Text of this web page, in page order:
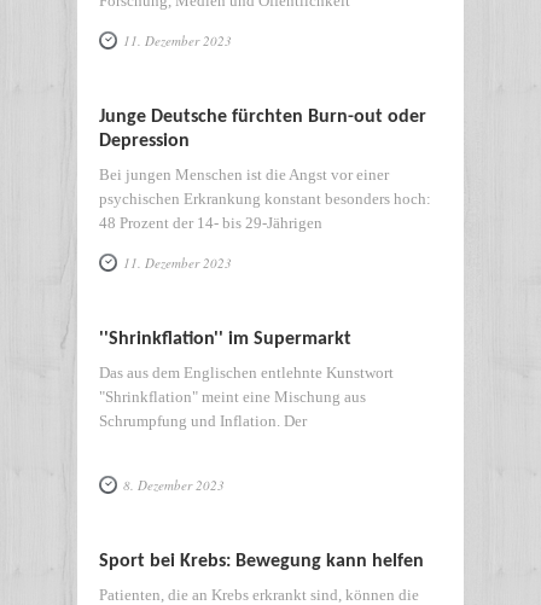
11. Dezember 2023
Junge Deutsche fürchten Burn-out oder
Depression
Bei jungen Menschen ist die Angst vor einer
psychischen Erkrankung konstant besonders hoch:
48 Prozent der 14- bis 29-Jährigen
11. Dezember 2023
''Shrinkflation'' im Supermarkt
Das aus dem Englischen entlehnte Kunstwort
"Shrinkflation" meint eine Mischung aus
Schrumpfung und Inflation. Der
8. Dezember 2023
Sport bei Krebs: Bewegung kann helfen
Patienten, die an Krebs erkrankt sind, können die